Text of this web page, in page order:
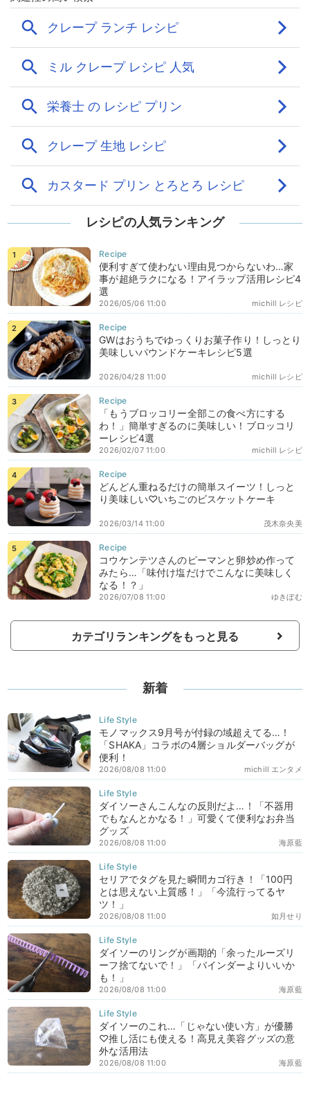
レシピの人気ランキング
便利すぎて使わない理由見つからないわ…家
事が超絶ラクになる！アイラップ活用レシピ4
選
michill レシピ
2026/05/06 11:00
GWはおうちでゆっくりお菓子作り！しっとり
美味しいパウンドケーキレシピ5選
michill レシピ
2026/04/28 11:00
「もうブロッコリー全部この食べ方にする
わ！」簡単すぎるのに美味しい！ブロッコリ
ーレシピ4選
michill レシピ
2026/02/07 11:00
どんどん重ねるだけの簡単スイーツ！しっと
り美味しい♡いちごのビスケットケーキ
茂木奈央美
2026/03/14 11:00
コウケンテツさんのピーマンと卵炒め作って
みたら…「味付け塩だけでこんなに美味しく
なる！？」
ゆきぼむ
2026/07/08 11:00
カテゴリランキングをもっと見る
新着
モノマックス9月号が付録の域超えてる…！
「SHAKA」コラボの4層ショルダーバッグが
便利！
michill エンタメ
2026/08/08 11:00
ダイソーさんこんなの反則だよ…！「不器用
でもなんとかなる！」可愛くて便利なお弁当
グッズ
海原藍
2026/08/08 11:00
セリアでタグを見た瞬間カゴ行き！「100円
とは思えない上質感！」「今流行ってるヤ
ツ！」
如月せり
2026/08/08 11:00
ダイソーのリングが画期的「余ったルーズリ
ーフ捨てないで！」「バインダーよりいいか
も！」
海原藍
2026/08/08 11:00
ダイソーのこれ…「じゃない使い方」が優勝
♡推し活にも使える！高見え美容グッズの意
外な活用法
海原藍
2026/08/08 11:00